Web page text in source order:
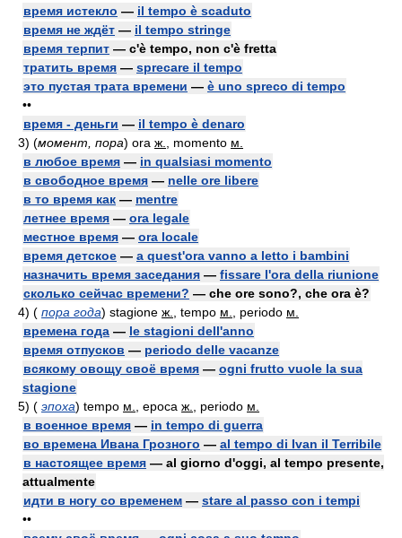
время истекло — il tempo è scaduto
время не ждёт — il tempo stringe
время терпит — c'è tempo, non c'è fretta
тратить время — sprecare il tempo
это пустая трата времени — è uno spreco di tempo
••
время - деньги — il tempo è denaro
3) (момент, пора) ora ж. , momento м.
в любое время — in qualsiasi momento
в свободное время — nelle ore libere
в то время как — mentre
летнее время — ora legale
местное время — ora locale
время детское — a quest'ora vanno a letto i bambini
назначить время заседания — fissare l'ora della riunione
сколько сейчас времени? — che ore sono?, che ora è?
4) ( пора года) stagione ж. , tempo м. , periodo м.
времена года — le stagioni dell'anno
время отпусков — periodo delle vacanze
всякому овощу своё время — ogni frutto vuole la sua
stagione
5) ( эпоха) tempo м. , epoca ж. , periodo м.
в военное время — in tempo di guerra
во времена Ивана Грозного — al tempo di Ivan il Terribile
в настоящее время — al giorno d'oggi, al tempo presente,
attualmente
идти в ногу со временем — stare al passo con i tempi
••